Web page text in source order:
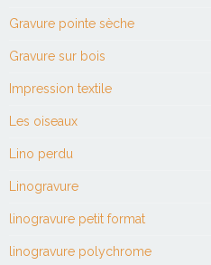
Gravure pointe sèche
Gravure sur bois
Impression textile
Les oiseaux
Lino perdu
Linogravure
linogravure petit format
linogravure polychrome